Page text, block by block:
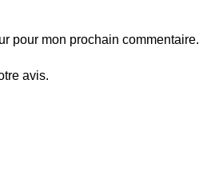
pour mon prochain commentaire.
avis.